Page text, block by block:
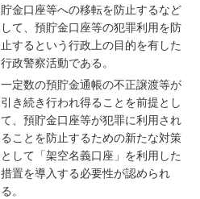
貯金口座等への移転を防止するなど
して、預貯金口座等の犯罪利用を防
止するという行政上の目的を有した
行政警察活動である。
一定数の預貯金通帳の不正譲渡等が
引き続き行われ得ることを前提とし
て、預貯金口座等が犯罪に利用され
ることを防止するための新たな対策
として「架空名義口座」を利用した
措置を導入する必要性が認められ
る。